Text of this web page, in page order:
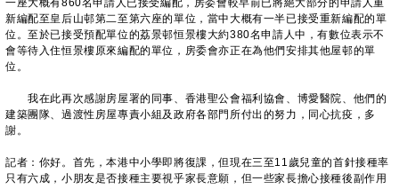
一座大概有860名申請人已接受編配，房委會較早前已將絕大部分的申請人重
新編配至皇后山邨第二至第六座的單位，當中大概有一半已接受重新編配的單
位。至於已接受預配單位的荔景邨恒景樓大約380名申請人中，有數位表示不
會等待入住恒景樓原來編配的單位，房委會亦正在為他們安排其他屋邨的單
位。
我在此再次感謝房屋署的同事、香港聖公會福利協會、博愛醫院、他們的
建築團隊、過渡性房屋專責小組及政府各部門所付出的努力，同心抗疫，多
謝。
記者：你好。首先，本港中小學即將復課，但現在三至11歲兒童的首針接種率
只有六成，小朋友是否接種主要視乎家長意願，但一些家長擔心接種後副作用